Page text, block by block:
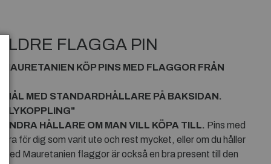
FLAGGA PIN
MAURETANIEN KÖP PINS MED FLAGGOR FRÅN
NÅL MED STANDARDHÅLLARE PÅ BAKSIDAN.
HÅLLARE OM MAN VILL KÖPA TILL. Pins med
för dig som varit ute och rest mycket, eller om du håller
med Mauretanien flaggor är också en bra present till den